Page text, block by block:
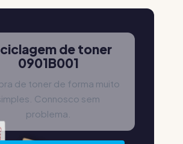
de toner
0901B001
de toner de forma muito
Connosco sem
problema.